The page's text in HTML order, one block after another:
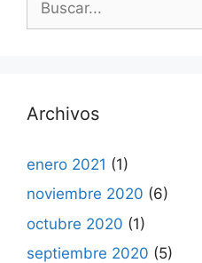
Archivos
enero 2021 (1)
noviembre 2020 (6)
octubre 2020 (1)
septiembre 2020 (5)